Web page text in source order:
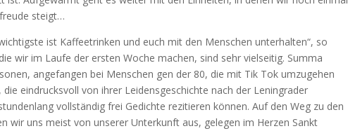
steigt…
ist Kaffeetrinken und euch mit den Menschen unterhalten“, so
wir im Laufe der ersten Woche machen, sind sehr vielseitig. Summa
angefangen bei Menschen gen der 80, die mit Tik Tok umzugehen
eindrucksvoll von ihrer Leidensgeschichte nach der Leningrader
vollständig frei Gedichte rezitieren können. Auf den Weg zu den
wir uns meist von unserer Unterkunft aus, gelegen im Herzen Sankt